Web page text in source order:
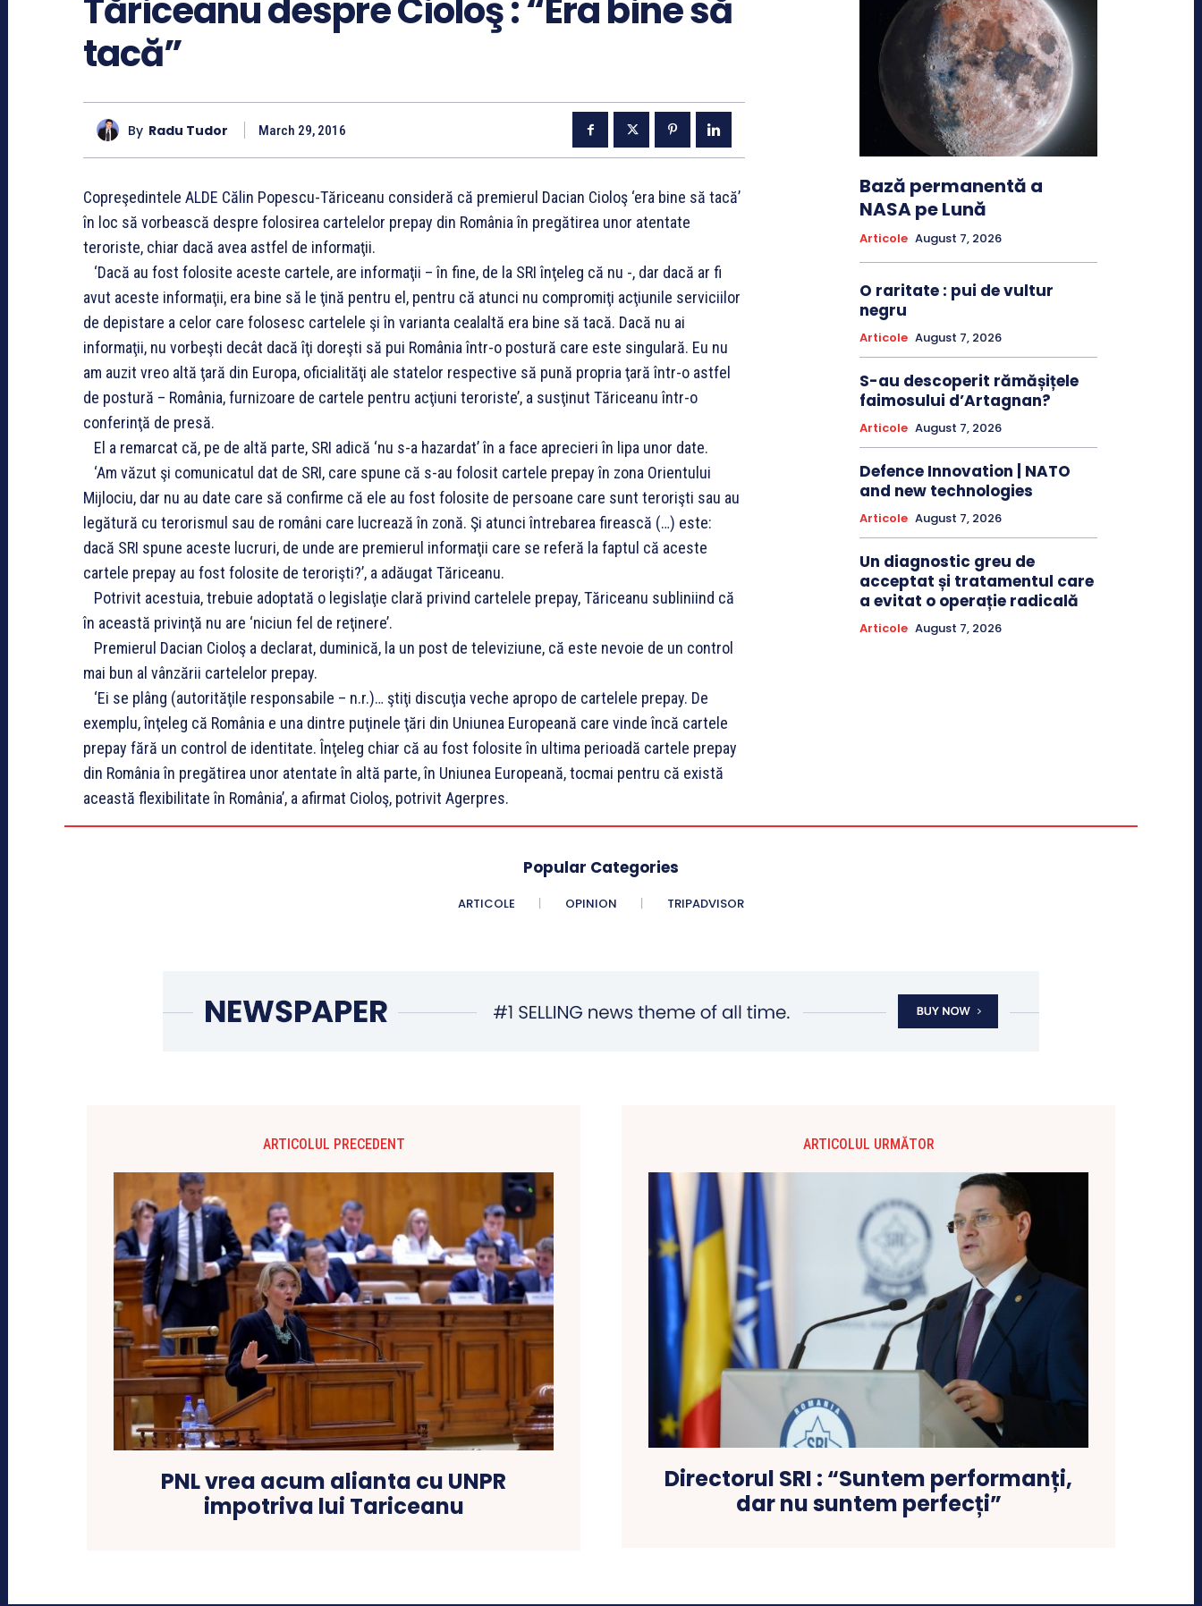
Tăriceanu despre Cioloş : “Era bine să
tacă”
By Radu Tudor March 29, 2016
Copreşedintele ALDE Călin Popescu-Tăriceanu consideră că premierul Dacian Cioloş ‘era bine să tacă’
în loc să vorbească despre folosirea cartelelor prepay din România în pregătirea unor atentate
teroriste, chiar dacă avea astfel de informaţii.
‘Dacă au fost folosite aceste cartele, are informaţii – în fine, de la SRI înţeleg că nu -, dar dacă ar fi
avut aceste informaţii, era bine să le ţină pentru el, pentru că atunci nu compromiţi acţiunile serviciilor
de depistare a celor care folosesc cartelele şi în varianta cealaltă era bine să tacă. Dacă nu ai
informaţii, nu vorbeşti decât dacă îţi doreşti să pui România într-o postură care este singulară. Eu nu
am auzit vreo altă ţară din Europa, oficialităţi ale statelor respective să pună propria ţară într-o astfel
de postură – România, furnizoare de cartele pentru acţiuni teroriste’, a susţinut Tăriceanu într-o
conferinţă de presă.
El a remarcat că, pe de altă parte, SRI adică ‘nu s-a hazardat’ în a face aprecieri în lipa unor date.
‘Am văzut şi comunicatul dat de SRI, care spune că s-au folosit cartele prepay în zona Orientului
Mijlociu, dar nu au date care să confirme că ele au fost folosite de persoane care sunt terorişti sau au
legătură cu terorismul sau de români care lucrează în zonă. Şi atunci întrebarea firească (…) este:
dacă SRI spune aceste lucruri, de unde are premierul informaţii care se referă la faptul că aceste
cartele prepay au fost folosite de terorişti?’, a adăugat Tăriceanu.
Potrivit acestuia, trebuie adoptată o legislaţie clară privind cartelele prepay, Tăriceanu subliniind că
în această privinţă nu are ‘niciun fel de reţinere’.
Premierul Dacian Cioloş a declarat, duminică, la un post de televiziune, că este nevoie de un control
mai bun al vânzării cartelelor prepay.
‘Ei se plâng (autorităţile responsabile – n.r.)… ştiţi discuţia veche apropo de cartelele prepay. De
exemplu, înţeleg că România e una dintre puţinele ţări din Uniunea Europeană care vinde încă cartele
prepay fără un control de identitate. Înţeleg chiar că au fost folosite în ultima perioadă cartele prepay
din România în pregătirea unor atentate în altă parte, în Uniunea Europeană, tocmai pentru că există
această flexibilitate în România’, a afirmat Cioloş, potrivit Agerpres.
Bază permanentă a
NASA pe Lună
Articole August 7, 2026
O raritate : pui de vultur
negru
Articole August 7, 2026
S-au descoperit rămășițele
faimosului d’Artagnan?
Articole August 7, 2026
Defence Innovation | NATO
and new technologies
Articole August 7, 2026
Un diagnostic greu de
acceptat și tratamentul care
a evitat o operație radicală
Articole August 7, 2026
Popular Categories
ARTICOLE OPINION TRIPADVISOR
ARTICOLUL PRECEDENT
PNL vrea acum alianta cu UNPR
impotriva lui Tariceanu
ARTICOLUL URMĂTOR
Directorul SRI : “Suntem performanți,
dar nu suntem perfecți”